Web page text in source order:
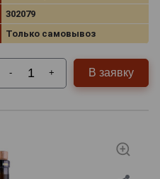
302079
Только самовывоз
- + В заявку